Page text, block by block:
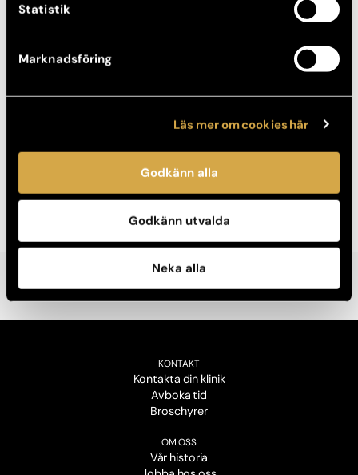
Statistik
Marknadsföring
Läs mer om cookies här
Godkänn alla
Godkänn utvalda
Neka alla
Akademikliniken öppnar Skin Center på NK i Stockholm
KONTAKT
Kontakta din klinik
Avboka tid
Broschyrer
OM OSS
Vår historia